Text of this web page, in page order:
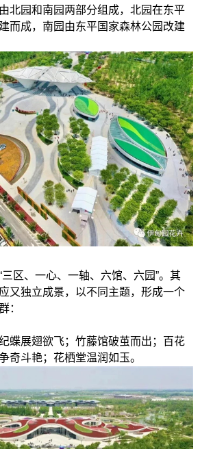
北园和南园两部分组成，北园在东平
而成，南园由东平国家森林公园改建
区、一心、一轴、六馆、六园”。其
又独立成景，以不同主题，形成一个
：
蝶展翅欲飞；竹藤馆破茧而出；百花
奇斗艳；花栖堂温润如玉。